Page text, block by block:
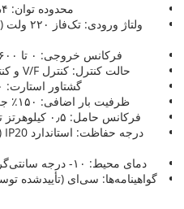
محدوده توان: ۰٫۴ کیلووات تا ۸۰۰ کیلووات
فرکانس خروجی: ۰ تا ۶۰۰ هرتز، با وضوح ۰٫۰۱ هرتز
حالت کنترل: کنترل V/F و کنترل برداری حلقه باز (SVC)
گشتاور استارت: ۱۵۰٪ در فرکانس ۰٫۵ هرتز
ظرفیت بار اضافی: ۱۵۰٪ جریان نامی به مدت ۶۰ ثانیه
فرکانس حامل: ۰٫۵ کیلوهرتز تا ۱۶ کیلوهرتز (قابل تنظیم)
دمای محیط: ۱۰- درجه سانتی‌گراد تا ۵۰+ درجه سانتی‌گراد